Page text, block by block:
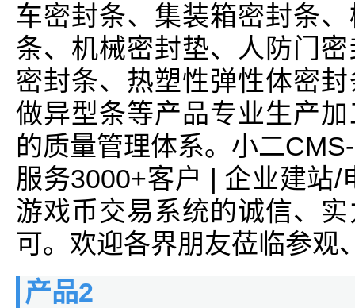
车密封条、集装箱密封条
条、机械密封垫、人防门
密封条、热塑性弹性体密
做异型条等产品专业生产
的质量管理体系。小二
服务3000+客户 | 企业建站
游戏币交易系统的诚信、
可。欢迎各界朋友莅临参观
产品2